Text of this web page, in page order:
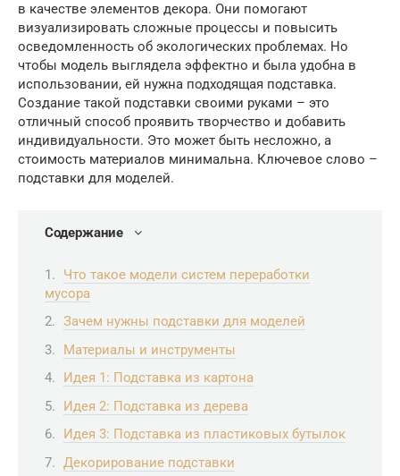
в качестве элементов декора. Они помогают
визуализировать сложные процессы и повысить
осведомленность об экологических проблемах. Но
чтобы модель выглядела эффектно и была удобна в
использовании, ей нужна подходящая подставка.
Создание такой подставки своими руками – это
отличный способ проявить творчество и добавить
индивидуальности. Это может быть несложно, а
стоимость материалов минимальна. Ключевое слово –
подставки для моделей.
Содержание
Что такое модели систем переработки
мусора
Зачем нужны подставки для моделей
Материалы и инструменты
Идея 1: Подставка из картона
Идея 2: Подставка из дерева
Идея 3: Подставка из пластиковых бутылок
Декорирование подставки